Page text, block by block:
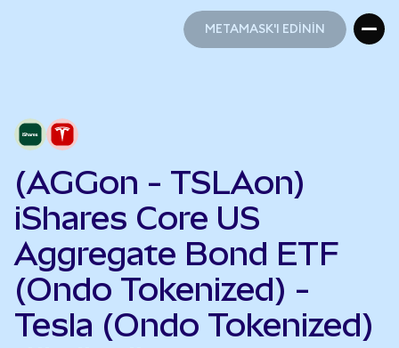
METAMASK'I EDİNİN
(AGGon - TSLAon)
iShares Core US
Aggregate Bond ETF
(Ondo Tokenized) -
Tesla (Ondo Tokenized)